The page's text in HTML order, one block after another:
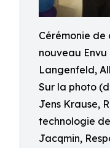
Cérémonie de
nouveau
Langenfeld,
Sur la photo
Jens Krause,
technologie
Jacqmin,